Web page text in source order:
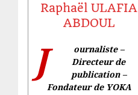
Raphaël ULAFIA
ABDOUL
J
ournaliste –
Directeur de
publication –
Fondateur de YOKA